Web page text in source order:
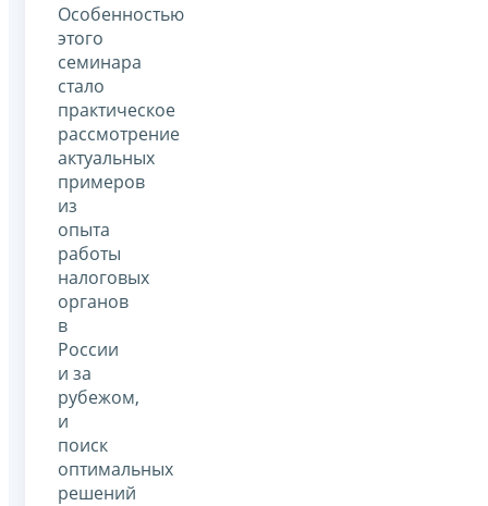
Особенностью
этого
семинара
стало
практическое
рассмотрение
актуальных
примеров
из
опыта
работы
налоговых
органов
в
России
и за
рубежом,
и
поиск
оптимальных
решений